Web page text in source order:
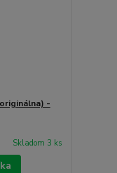
-
Skladom 3 ks